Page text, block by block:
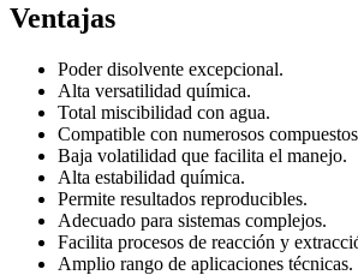
Ventajas
Poder disolvente excepcional.
Alta versatilidad química.
Total miscibilidad con agua.
Compatible con numerosos
Baja volatilidad que facilita el manejo.
Alta estabilidad química.
Permite resultados reproducibles.
Adecuado para sistemas complejos.
Facilita procesos de reacción y
Amplio rango de aplicaciones técnicas.